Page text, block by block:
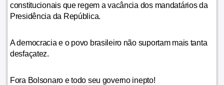
constitucionais que regem a vacância dos mandatários da
Presidência da República.
A democracia e o povo brasileiro não suportam mais tanta
desfaçatez.
Fora Bolsonaro e todo seu governo inepto!